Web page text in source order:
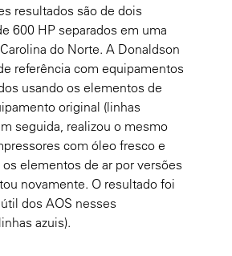
resultados são de dois
600 HP separados em uma
do Norte. A Donaldson
referência com equipamentos
usando os elementos de
original (linhas
seguida, realizou o mesmo
com óleo fresco e
elementos de ar por versões
novamente. O resultado foi
dos AOS nesses
azuis).